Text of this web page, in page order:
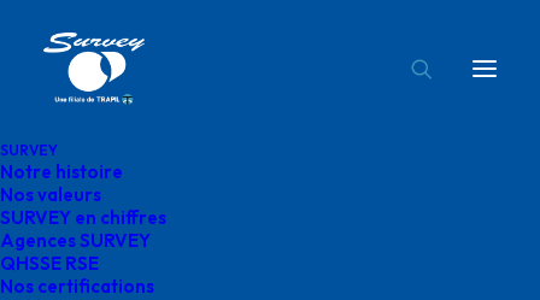
SURVEY
Notre histoire
Nos valeurs
SURVEY en chiffres
Agences SURVEY
QHSSE RSE
Nos certifications
Accueil